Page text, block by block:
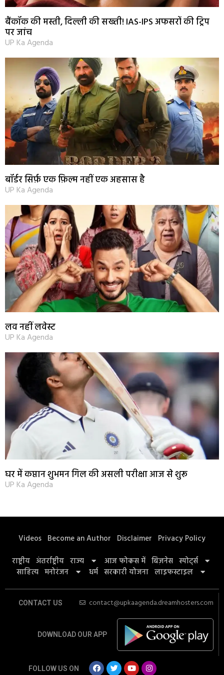
बैंकॉक की मस्ती, दिल्ली की सख्ती! IAS-IPS अफसरों की ट्रिप
पर जांच
UP Ka Agenda
बॉर्डर सिर्फ़ एक फ़िल्म नहीं एक अहसास है
UP Ka Agenda
लव नहीं लवेस्ट
UP Ka Agenda
घर में कप्तान शुभमन गिल की असली परीक्षा आज से शुरू
UP Ka Agenda
Videos Become an Author Disclaimer Privacy Policy
राष्ट्रीय अंतर्राष्ट्रीय राज्य आज फोकस में बिज़नेस स्पोर्ट्स
साहित्य मनोरंजन धर्म सरकारी योजना लाइफस्टाइल
CONTACT US contact@upkaagenda.dreamhosters.com
DOWNLOAD OUR APP
FOLLOW US ON